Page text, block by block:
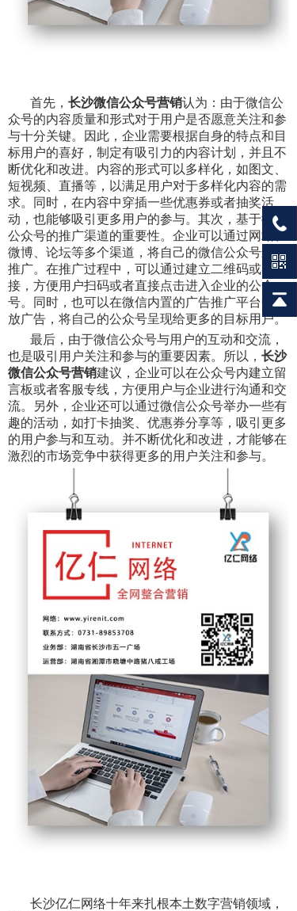
首先， 长沙微信公众号营销认为：由于微信公
众号的内容质量和形式对于用户是否愿意关注和参
与十分关键。因此，企业需要根据自身的特点和目
标用户的喜好，制定有吸引力的内容计划，并且不
断优化和改进。内容的形式可以多样化，如图文、
短视频、直播等，以满足用户对于多样化内容的需
求。同时，在内容中穿插一些优惠券或者抽奖活
动，也能够吸引更多用户的参与。其次，基于微信
公众号的推广渠道的重要性。企业可以通过网站、
微博、论坛等多个渠道，将自己的微信公众号进行
推广。在推广过程中，可以通过建立二维码或者链
接，方便用户扫码或者直接点击进入企业的公众
号。同时，也可以在微信内置的广告推广平台中投
放广告，将自己的公众号呈现给更多的目标用户。
最后，由于微信公众号与用户的互动和交流，
也是吸引用户关注和参与的重要因素。所以， 长沙
微信公众号营销建议，企业可以在公众号内建立留
言板或者客服专线，方便用户与企业进行沟通和交
流。另外，企业还可以通过微信公众号举办一些有
趣的活动，如打卡抽奖、优惠券分享等，吸引更多
的用户参与和互动。并不断优化和改进，才能够在
激烈的市场竞争中获得更多的用户关注和参与。
长沙亿仁网络十年来扎根本土数字营销领域，